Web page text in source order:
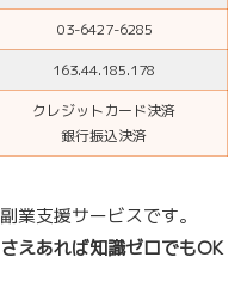
03-6427-6285
163.44.185.178
クレジットカード決済
銀行振込決済
業支援サービスです。
えあれば知識ゼロでもOK